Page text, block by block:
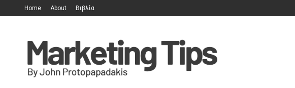
Home About Βιβλία